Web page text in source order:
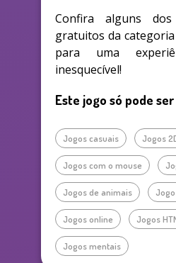
Confira alguns
gratuitos da
para uma
inesquecível!
Este jogo só pode
Jogos casuais Jogos
Jogos com o mouse
Jogos de animais
Jogos online Jogos
Jogos mentais